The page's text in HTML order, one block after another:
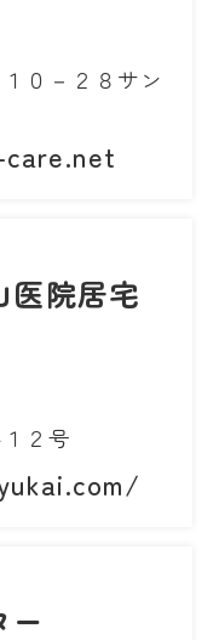
０－２８サン
医院居宅
２号
ー